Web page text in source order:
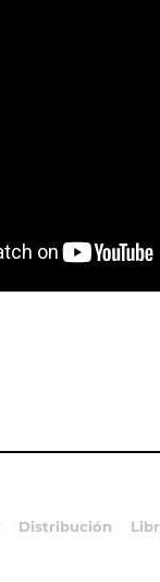
Distribución